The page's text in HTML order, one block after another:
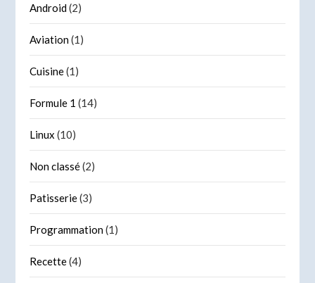
Android(2)
Aviation(1)
Cuisine(1)
Formule 1 (14)
Linux (10)
Non classé(2)
Patisserie(3)
Programmation(1)
Recette(4)